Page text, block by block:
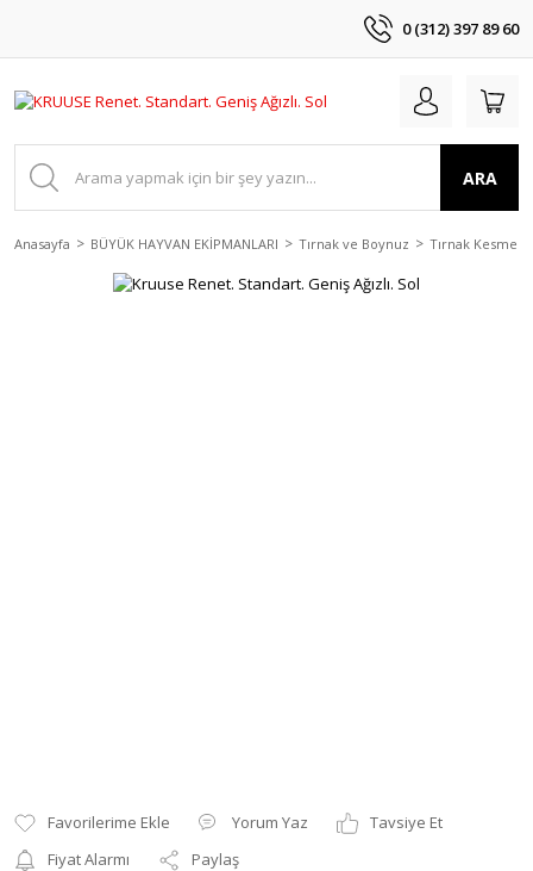
0 (312) 397 89 60
ARA
Anasayfa BÜYÜK HAYVAN EKİPMANLARI Tırnak ve Boynuz Tırnak Kesme
Yorum Yaz
Tavsiye Et
Fiyat Alarmı
Paylaş